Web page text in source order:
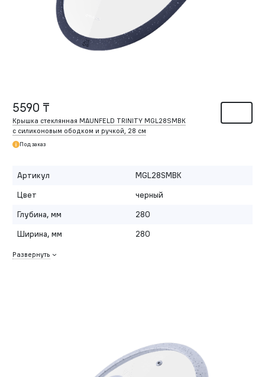
5590 ₸
Крышка стеклянная MAUNFELD TRINITY MGL28SMBK
с силиконовым ободком и ручкой, 28 см
Под заказ
Артикул
MGL28SMBK
Цвет
черный
Глубина, мм
280
Ширина, мм
280
Развернуть